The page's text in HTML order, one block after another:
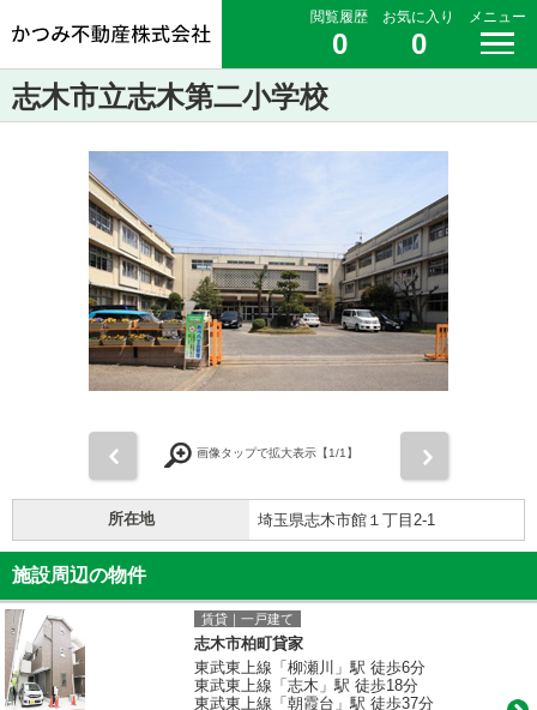
閲覧履歴
0
お気に入り
0
メニュー
志木市立志木第二小学校
画像タップで拡大表示【1/1】
所在地 埼玉県志木市館１丁目2-1
施設周辺の物件
賃貸｜一戸建て
志木市柏町貸家
東武東上線「柳瀬川」駅 徒歩6分
東武東上線「志木」駅 徒歩18分
東武東上線「朝霞台」駅 徒歩37分